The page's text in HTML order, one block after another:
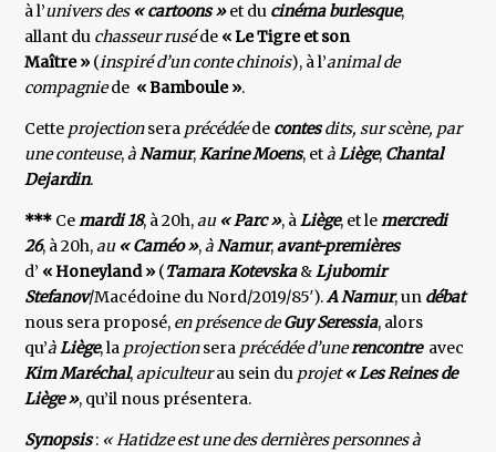
à l’univers des « cartoons »et du cinéma burlesque,
allant du chasseur ruséde « Le Tigre et son
Maître » (inspiré d’un conte chinois), à l’animal de
compagniede « Bamboule ».
Cette projectionsera précédéede contesdits, sur scène, par
une conteuse,àNamur,Karine Moens, etàLiège, Chantal
Dejardin.
*** Cemardi 18, à 20h,au « Parc », àLiège, et lemercredi
26, à 20h,au« Caméo »,àNamur,avant-premières
d’ « Honeyland » (Tamara Kotevska&Ljubomir
Stefanov/Macédoine du Nord/2019/85′).A Namur, un débat
nous sera proposé, en présence deGuy Seressia, alors
qu’àLiège, la projectionsera précédée d’unerencontreavec
Kim Maréchal,apiculteurau sein du projet« Les Reines de
Liège », qu’il nous présentera.
Synopsis: « Hatidze est une des dernières personnes à